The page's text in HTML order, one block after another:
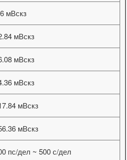
мВскз
мВскз
мВскз
мВскз
мВскз
мВскз
пс/дел ~ 500 с/дел